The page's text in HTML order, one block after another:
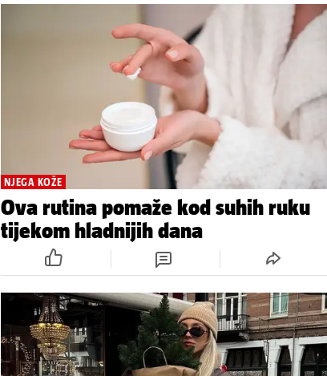
NJEGA KOŽE
Ova rutina pomaže kod suhih ruku
tijekom hladnijih dana